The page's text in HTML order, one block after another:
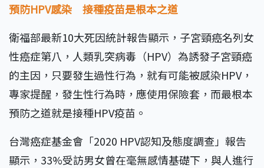
預防HPV感染 接種疫苗是根本之道
衛福部最新10大死因統計報告顯示，子宮頸癌名列女
性癌症第八，人類乳突病毒（HPV）為誘發子宮頸癌
的主因，只要發生過性行為，就有可能被感染HPV，
專家提醒，發生性行為時，應使用保險套，而最根本
預防之道就是接種HPV疫苗。
台灣癌症基金會「2020 HPV認知及態度調查」報告
顯示，33%受訪男女曾在毫無感情基礎下，與人進行